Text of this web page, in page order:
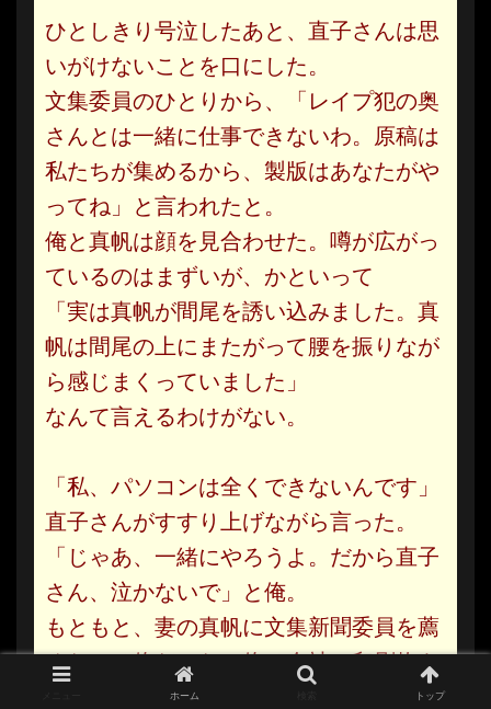
ひとしきり号泣したあと、直子さんは思
いがけないことを口にした。
文集委員のひとりから、「レイプ犯の奥
さんとは一緒に仕事できないわ。原稿は
私たちが集めるから、製版はあなたがや
ってね」と言われたと。
俺と真帆は顔を見合わせた。噂が広がっ
ているのはまずいが、かといって
「実は真帆が間尾を誘い込みました。真
帆は間尾の上にまたがって腰を振りなが
ら感じまくっていました」
なんて言えるわけがない。
「私、パソコンは全くできないんです」
直子さんがすすり上げながら言った。
「じゃあ、一緒にやろうよ。だから直子
さん、泣かないで」と俺。
もともと、妻の真帆に文集新聞委員を薦
めたのは俺だった。俺は会社で印刷物を
多数製版しており、俺が手伝いやすい職
ホーム トップ